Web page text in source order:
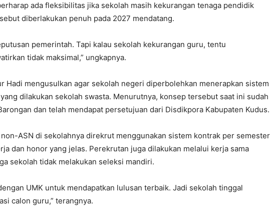
ada fleksibilitas jika sekolah masih kekurangan tenaga pendidik
diberlakukan penuh pada 2027 mendatang.
pemerintah. Tapi kalau sekolah kekurangan guru, tentu
tidak maksimal,” ungkapnya.
Hadi mengusulkan agar sekolah negeri diperbolehkan menerapkan sistem
dilakukan sekolah swasta. Menurutnya, konsep tersebut saat ini sudah
dan telah mendapat persetujuan dari Disdikpora Kabupaten Kudus.
ASN di sekolahnya direkrut menggunakan sistem kontrak per semester
dan honor yang jelas. Perekrutan juga dilakukan melalui kerja sama
sekolah tidak melakukan seleksi mandiri.
UMK untuk mendapatkan lulusan terbaik. Jadi sekolah tinggal
calon guru,” terangnya.